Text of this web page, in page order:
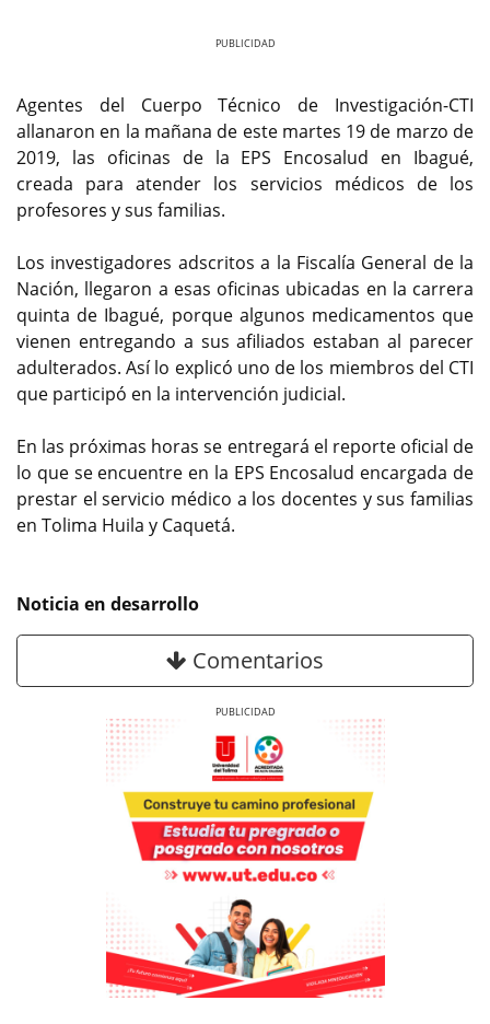
Agentes del Cuerpo Técnico de Investigación-CTI
allanaron en la mañana de este martes 19 de marzo de
2019, las oficinas de la EPS Encosalud en Ibagué,
creada para atender los servicios médicos de los
profesores y sus familias.
Los investigadores adscritos a la Fiscalía General de la
Nación, llegaron a esas oficinas ubicadas en la carrera
quinta de Ibagué, porque algunos medicamentos que
vienen entregando a sus afiliados estaban al parecer
adulterados. Así lo explicó uno de los miembros del CTI
que participó en la intervención judicial.
En las próximas horas se entregará el reporte oficial de
lo que se encuentre en la EPS Encosalud encargada de
prestar el servicio médico a los docentes y sus familias
en Tolima Huila y Caquetá.
Noticia en desarrollo
Comentarios